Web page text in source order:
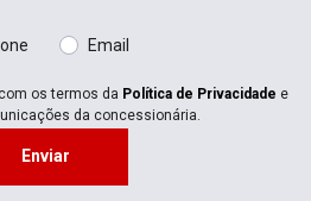
Email
os termos da Política de Privacidade e
da concessionária.
Enviar